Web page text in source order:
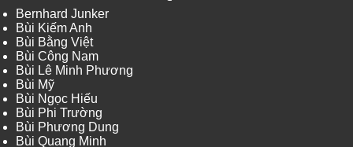
Bernhard Junker
Bùi Kiếm Anh
Bùi Bằng Việt
Bùi Công Nam
Bùi Lê Minh Phương
Bùi Mỹ
Bùi Ngọc Hiếu
Bùi Phi Trường
Bùi Phương Dung
Bùi Quang Minh